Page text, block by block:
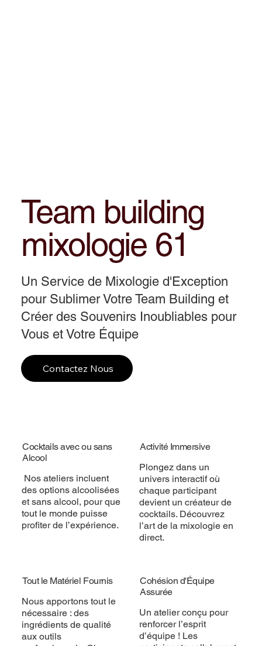
Team building
mixologie 61
Un Service de Mixologie d'Exception
pour Sublimer Votre Team Building et
Créer des Souvenirs Inoubliables pour
Vous et Votre Équipe
Contactez Nous
Cocktails avec ou sans
Alcool
Nos ateliers incluent
des options alcoolisées
et sans alcool, pour que
tout le monde puisse
profiter de l’expérience.
Activité Immersive
Plongez dans un
univers interactif où
chaque participant
devient un créateur de
cocktails. Découvrez
l’art de la mixologie en
direct.
Tout le Matériel Fournis
Nous apportons tout le
nécessaire : des
ingrédients de qualité
aux outils
Cohésion d'Équipe
Assurée
Un atelier conçu pour
renforcer l’esprit
d’équipe ! Les